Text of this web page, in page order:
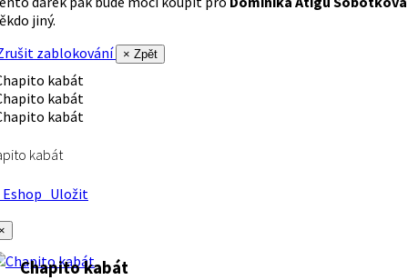
jiný.
zablokování
× Zpět
kabát
Uložit
Chapito kabát